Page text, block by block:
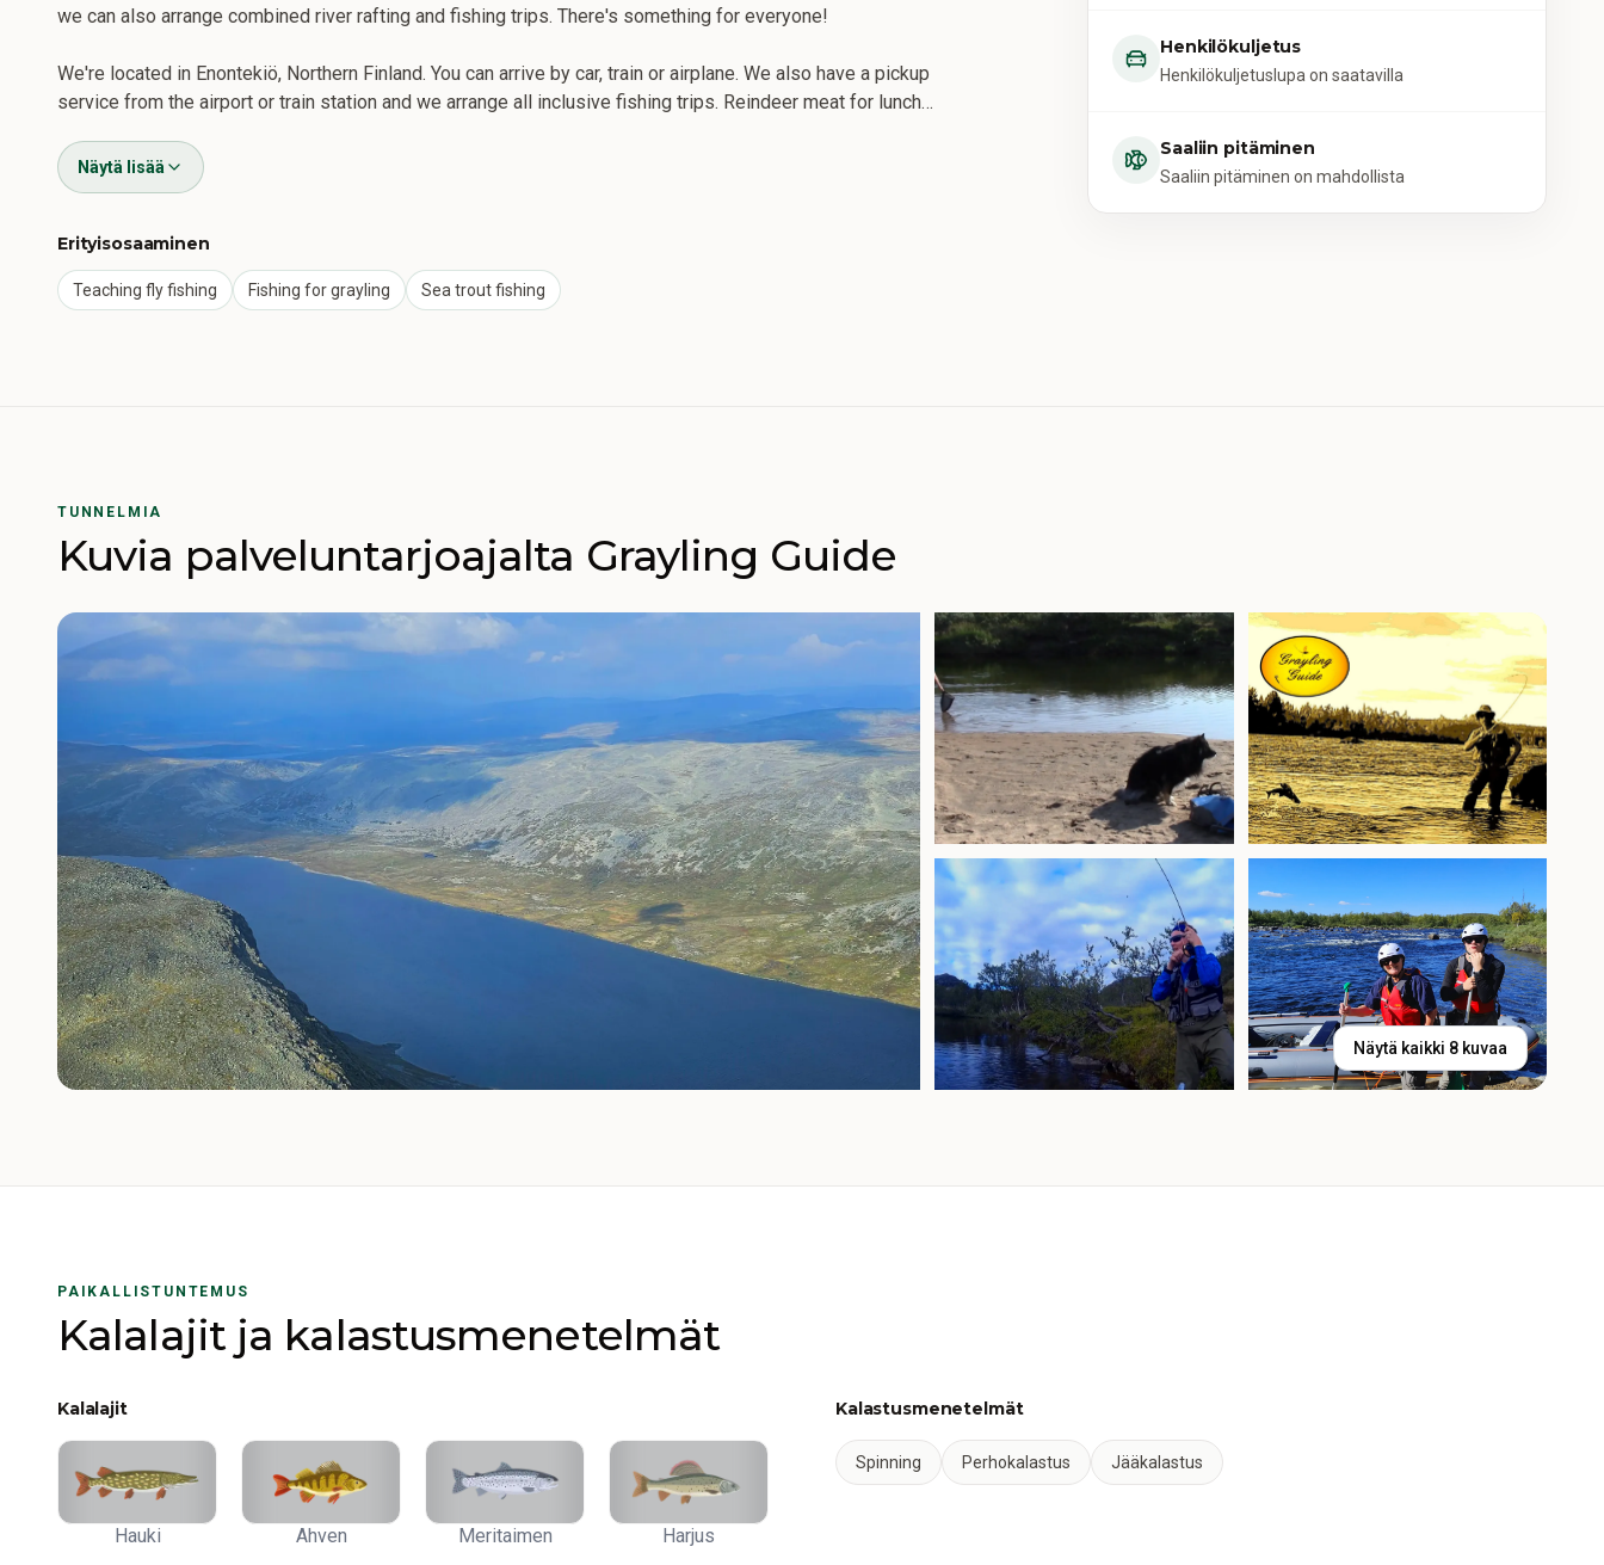
we can also arrange combined river rafting and fishing trips. There's something for everyone!
We're located in Enontekiö, Northern Finland. You can arrive by car, train or airplane. We also have a pickup
service from the airport or train station and we arrange all inclusive fishing trips. Reindeer meat for lunch…
Näytä lisää
Erityisosaaminen
Teaching fly fishing Fishing for grayling Sea trout fishing
Henkilökuljetus
Henkilökuljetuslupa on saatavilla
Saaliin pitäminen
Saaliin pitäminen on mahdollista
TUNNELMIA
Kuvia palveluntarjoajalta Grayling Guide
Näytä kaikki 8 kuvaa
PAIKALLISTUNTEMUS
Kalalajit ja kalastusmenetelmät
Kalalajit
Hauki Ahven Meritaimen Harjus
Kalastusmenetelmät
Spinning Perhokalastus Jääkalastus